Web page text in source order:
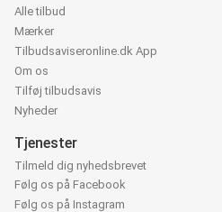
Alle tilbud
Mærker
Tilbudsaviseronline.dk App
Om os
Tilføj tilbudsavis
Nyheder
Tjenester
Tilmeld dig nyhedsbrevet
Følg os på Facebook
Følg os på Instagram